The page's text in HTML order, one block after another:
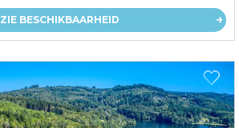
ZIE BESCHIKBAARHEID